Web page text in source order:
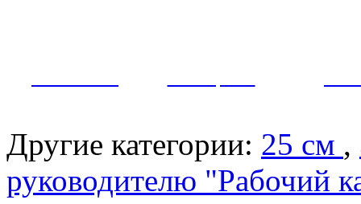
Другие категории: 25 см ,
руководителю "Рабочий